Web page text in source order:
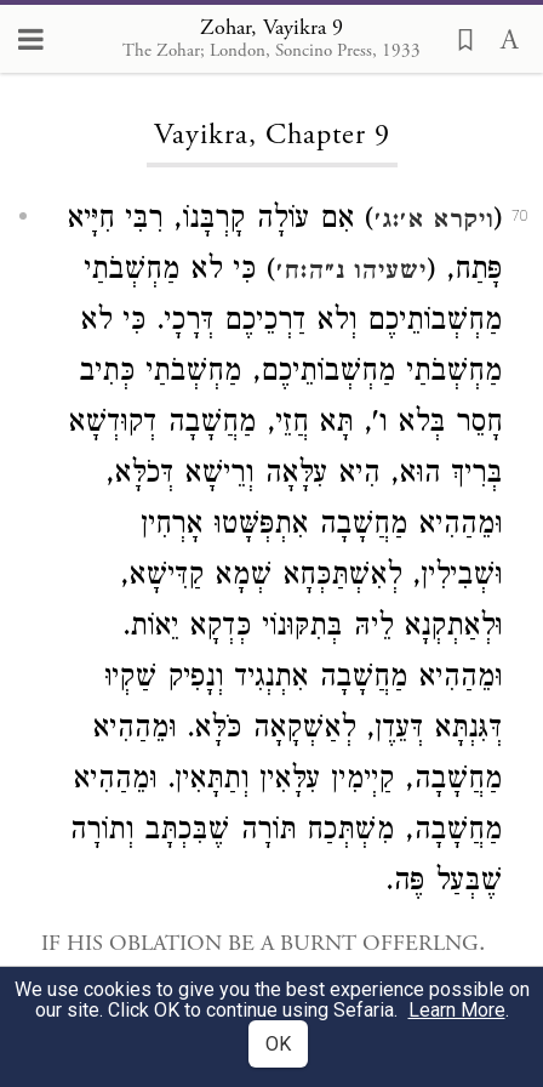
Zohar, Vayikra 9
The Zohar; London, Soncino Press, 1933
Loading...
Vayikra, Chapter 9
70
(ויקרא א׳:ג׳) אִם עוֹלָה קָרְבָּנוֹ, רִבִּי חִיָּיא
פָּתַח, (ישעיהו נ״ה:ח׳) כִּי לא מַחְשְׁבֹתַי
מַחְשְׁבוֹתֵיכֶם וְלא דַרְכֵיכֶם דְּרָכָי. כִּי לא
מַחְשְׁבֹתַי מַחְשְׁבוֹתֵיכֶם, מַחְשְׁבֹתַי כְּתִיב
חָסֵר בְּלא ו', תָּא חֲזֵי, מַחֲשָׁבָה דְקוּדְשָׁא
בְּרִיךְ הוּא, הִיא עִלָּאָה וְרֵישָׁא דְּכֹלָּא,
וּמֵהַהִיא מַחֲשָׁבָה אִתְפְּשָּׁטוּ אָרְחִין
וּשְׁבִילִין, לְאִשְׁתַּכְּחָא שְׁמָא קַדִּישָׁא,
וּלְאַתְקְנָא לֵיהּ בְּתִקּוּנוֹי כְּדְקָא יֵאוֹת.
וּמֵהַהִיא מַחֲשָׁבָה אִתְנְגִיד וְנָפִיק שַׁקְיוּ
דְּגִּנְתָּא דְּעֵדֶן, לְאַשְׁקָאָה כֹּלָּא. וּמֵהַהִיא
מַחֲשָׁבָה, קַיְימִין עִלָּאִין וְתַתָּאִין. וּמֵהַהִיא
מַחֲשָׁבָה, מִשְׁתְּכַח תּוֹרָה שֶׁבִּכְתָּב וְתוֹרָה
שֶׁבְּעַל פֶּה.
IF HIS OBLATION BE A BURNT OFFERLNG.
R. Hiya cited here the verse: “For my
thoughts are not your thoughts, said the
). ‘The Thought of God’,
We use cookies to give you the best experience possible on
our site. Click OK to continue using Sefaria. Learn More.
OK